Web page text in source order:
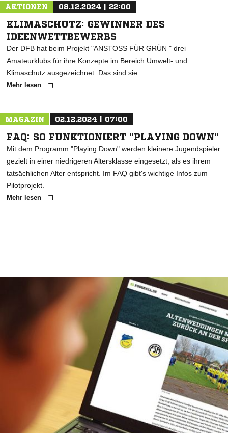
AKTIONEN 08.12.2024 | 22:00
KLIMASCHUTZ: GEWINNER DES
IDEENWETTBEWERBS
Der DFB hat beim Projekt "ANSTOSS FÜR GRÜN " drei
Amateurklubs für ihre Konzepte im Bereich Umwelt- und
Klimaschutz ausgezeichnet. Das sind sie.
Mehr lesen
MAGAZIN 02.12.2024 | 07:00
FAQ: SO FUNKTIONIERT "PLAYING DOWN"
Mit dem Programm "Playing Down" werden kleinere Jugendspieler
gezielt in einer niedrigeren Altersklasse eingesetzt, als es ihrem
tatsächlichen Alter entspricht. Im FAQ gibt's wichtige Infos zum
Pilotprojekt.
Mehr lesen